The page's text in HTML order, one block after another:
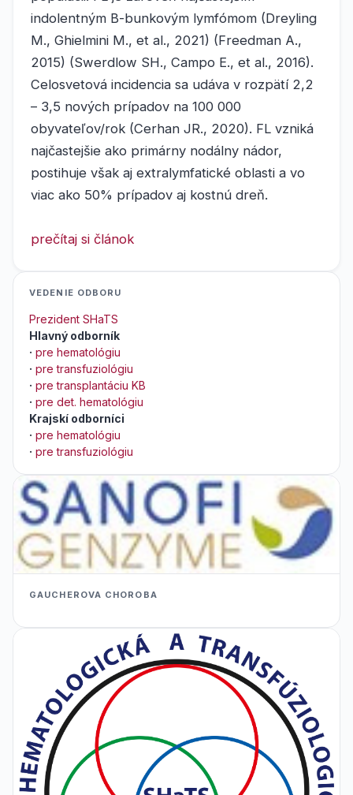
indolentným B-bunkovým lymfómom (Dreyling
M., Ghielmini M., et al., 2021) (Freedman A.,
2015) (Swerdlow SH., Campo E., et al., 2016).
Celosvetová incidencia sa udáva v rozpätí 2,2
– 3,5 nových prípadov na 100 000
obyvateľov/rok (Cerhan JR., 2020). FL vzniká
najčastejšie ako primárny nodálny nádor,
postihuje však aj extralymfatické oblasti a vo
viac ako 50% prípadov aj kostnú dreň.
prečítaj si článok
VEDENIE ODBORU
Prezident SHaTS
Hlavný odborník
· pre hematológiu
· pre transfuziológiu
· pre transplantáciu KB
· pre det. hematológiu
Krajskí odborníci
· pre hematológiu
· pre transfuziológiu
GAUCHEROVA CHOROBA